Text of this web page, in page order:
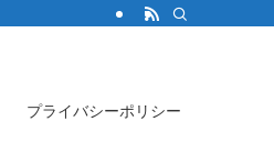
プライバシーポリシー